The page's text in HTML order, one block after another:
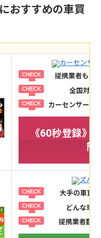
おすすめの車買
カーセンサ
提携業者も
全国対応
カーセンサーの
《60秒登録》
簡
ズバ
大手の車買
どんな車
提携業者数